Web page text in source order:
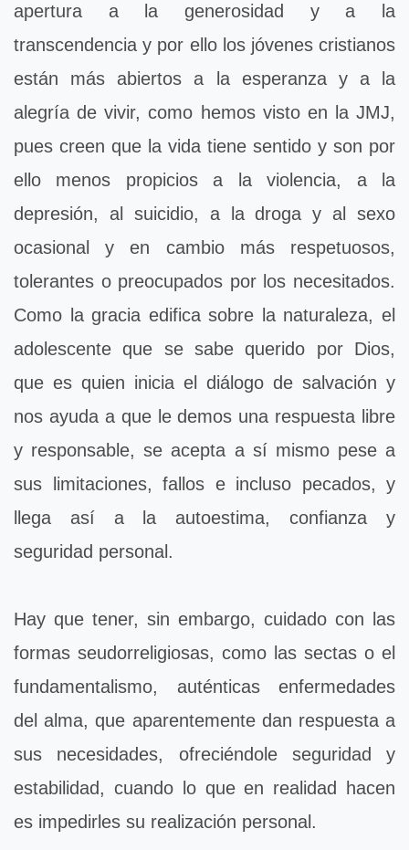
apertura a la generosidad y a la
transcendencia y por ello los jóvenes cristianos
están más abiertos a la esperanza y a la
alegría de vivir, como hemos visto en la JMJ,
pues creen que la vida tiene sentido y son por
ello menos propicios a la violencia, a la
depresión, al suicidio, a la droga y al sexo
ocasional y en cambio más respetuosos,
tolerantes o preocupados por los necesitados.
Como la gracia edifica sobre la naturaleza, el
adolescente que se sabe querido por Dios,
que es quien inicia el diálogo de salvación y
nos ayuda a que le demos una respuesta libre
y responsable, se acepta a sí mismo pese a
sus limitaciones, fallos e incluso pecados, y
llega así a la autoestima, confianza y
seguridad personal.
Hay que tener, sin embargo, cuidado con las
formas seudorreligiosas, como las sectas o el
fundamentalismo, auténticas enfermedades
del alma, que aparentemente dan respuesta a
sus necesidades, ofreciéndole seguridad y
estabilidad, cuando lo que en realidad hacen
es impedirles su realización personal.